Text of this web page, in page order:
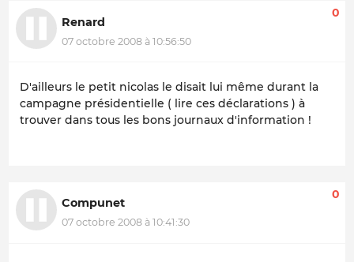
Renard
07 octobre 2008 à 10:56:50
0
D'ailleurs le petit nicolas le disait lui même durant la
campagne présidentielle ( lire ces déclarations ) à
trouver dans tous les bons journaux d'information !
Compunet
07 octobre 2008 à 10:41:30
0